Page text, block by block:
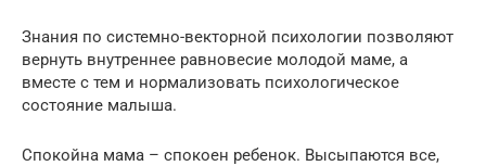
Знания по системно-векторной психологии позволяют
вернуть внутреннее равновесие молодой маме, а
вместе с тем и нормализовать психологическое
состояние малыша.
Спокойна мама – спокоен ребенок. Высыпаются все,